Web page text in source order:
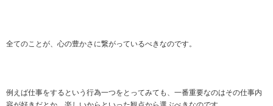
全てのことが、心の豊かさに繋がっているべきなのです。
例えば仕事をするという行為一つをとってみても、一番重要なのはその仕事内